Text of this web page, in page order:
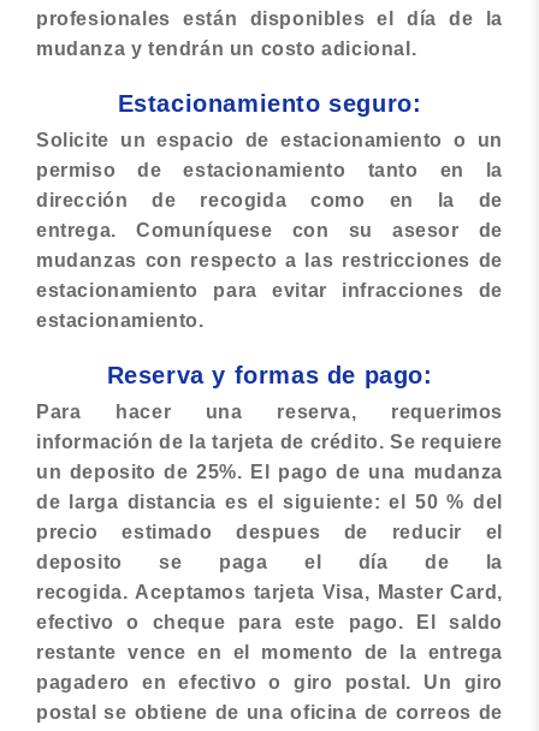
profesionales están disponibles el día de la
mudanza y tendrán un costo adicional.
Estacionamiento seguro:
Solicite un espacio de estacionamiento o un
permiso de estacionamiento tanto en la
dirección de recogida como en la de
entrega. Comuníquese con su asesor de
mudanzas con respecto a las restricciones de
estacionamiento para evitar infracciones de
estacionamiento.
Reserva y formas de pago:
Para hacer una reserva, requerimos
información de la tarjeta de crédito. Se requiere
un deposito de 25%. El pago de una mudanza
de larga distancia es el siguiente: el 50 % del
precio estimado despues de reducir el
deposito se paga el día de la
recogida. Aceptamos tarjeta Visa, Master Card,
efectivo o cheque para este pago. El saldo
restante vence en el momento de la entrega
pagadero en efectivo o giro postal. Un giro
postal se obtiene de una oficina de correos de